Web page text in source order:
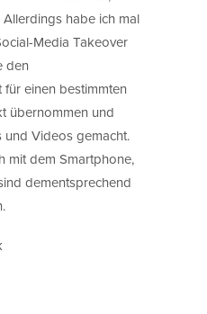
habe ich mal
Media Takeover
den
einen bestimmten
übernommen und
Videos gemacht.
mit dem Smartphone,
dementsprechend